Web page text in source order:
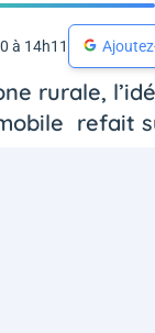
à 14h11
rurale,
refait